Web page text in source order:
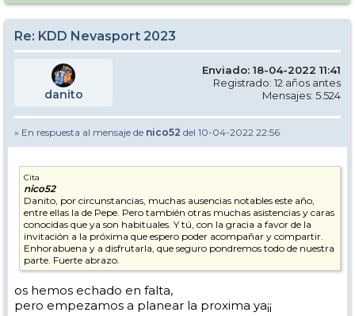
Re: KDD Nevasport 2023
danito
Enviado: 18-04-2022 11:41
Registrado: 12 años antes
Mensajes: 5.524
» En respuesta al mensaje de nico52 del 10-04-2022 22:56
Cita
nico52
Danito, por circunstancias, muchas ausencias notables este año,
entre ellas la de Pepe. Pero también otras muchas asistencias y caras
conocidas que ya son habituales. Y tú, con la gracia a favor de la
invitación a la próxima que espero poder acompañar y compartir.
Enhorabuena y a disfrutarla, que seguro pondremos todo de nuestra
parte. Fuerte abrazo.
os hemos echado en falta,
pero empezamos a planear la proxima ya¡¡